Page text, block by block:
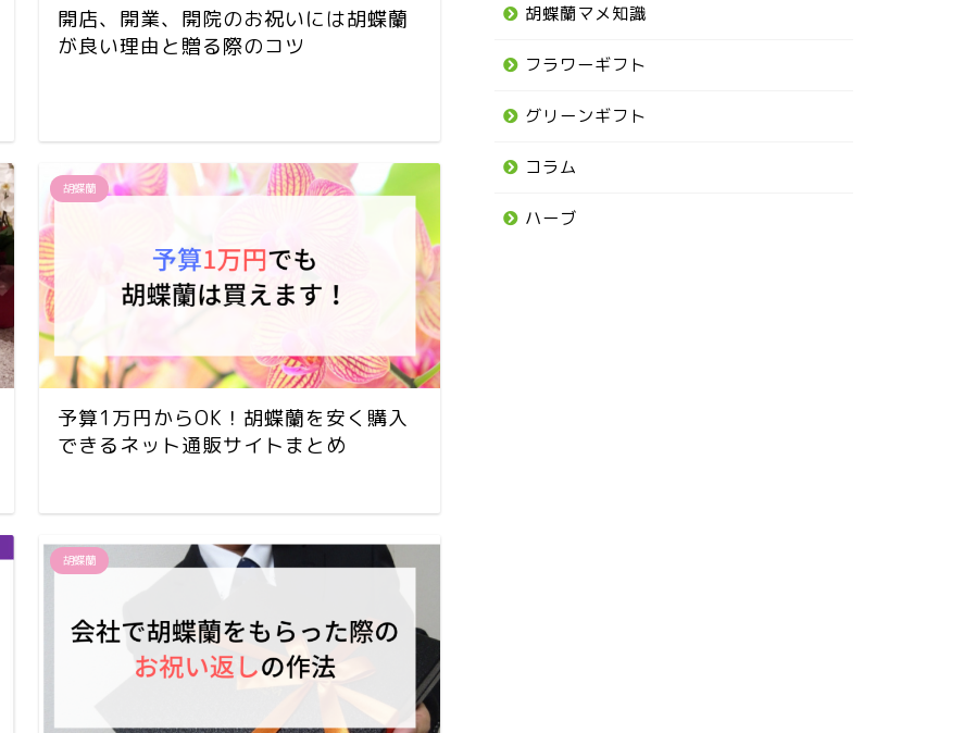
開店、開業、開院のお祝いには胡蝶蘭
が良い理由と贈る際のコツ
胡蝶蘭
予算1万円からOK！胡蝶蘭を安く購入
できるネット通販サイトまとめ
胡蝶蘭
胡蝶蘭マメ知識
フラワーギフト
グリーンギフト
コラム
ハーブ